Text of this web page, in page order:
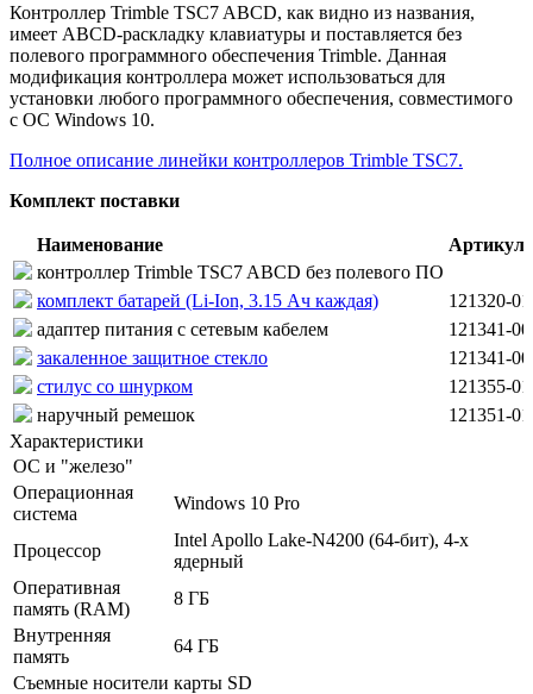
Контроллер Trimble TSC7 ABCD, как видно из названия,
имеет ABCD-раскладку клавиатуры и поставляется без
полевого программного обеспечения Trimble. Данная
модификация контроллера может использоваться для
установки любого программного обеспечения, совместимого
с ОС Windows 10.
Полное описание линейки контроллеров Trimble TSC7.
Комплект поставки
Наименование
Артикул
контроллер Trimble TSC7 ABCD без полевого ПО
комплект батарей (Li-Ion, 3.15 Ач каждая)
121320-
адаптер питания с сетевым кабелем
121341-
закаленное защитное стекло
121341-
стилус со шнурком
121355-
наручный ремешок
121351-
Характеристики
ОС и "железо"
Операционная
система
Windows 10 Pro
Процессор
Intel Apollo Lake-N4200 (64-бит), 4-х
ядерный
Оперативная
память (RAM)
8 ГБ
Внутренняя
память
64 ГБ
Съемные носители карты SD